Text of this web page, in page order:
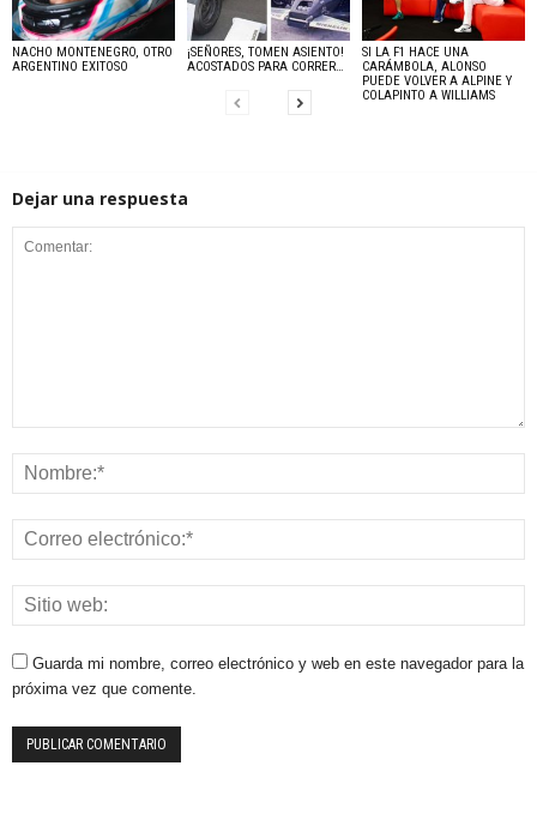
NACHO MONTENEGRO, OTRO
ARGENTINO EXITOSO
¡SEÑORES, TOMEN ASIENTO!
ACOSTADOS PARA CORRER…
SI LA F1 HACE UNA
CARÁMBOLA, ALONSO
PUEDE VOLVER A ALPINE Y
COLAPINTO A WILLIAMS
Dejar una respuesta
Guarda mi nombre, correo electrónico y web en este navegador para la
próxima vez que comente.